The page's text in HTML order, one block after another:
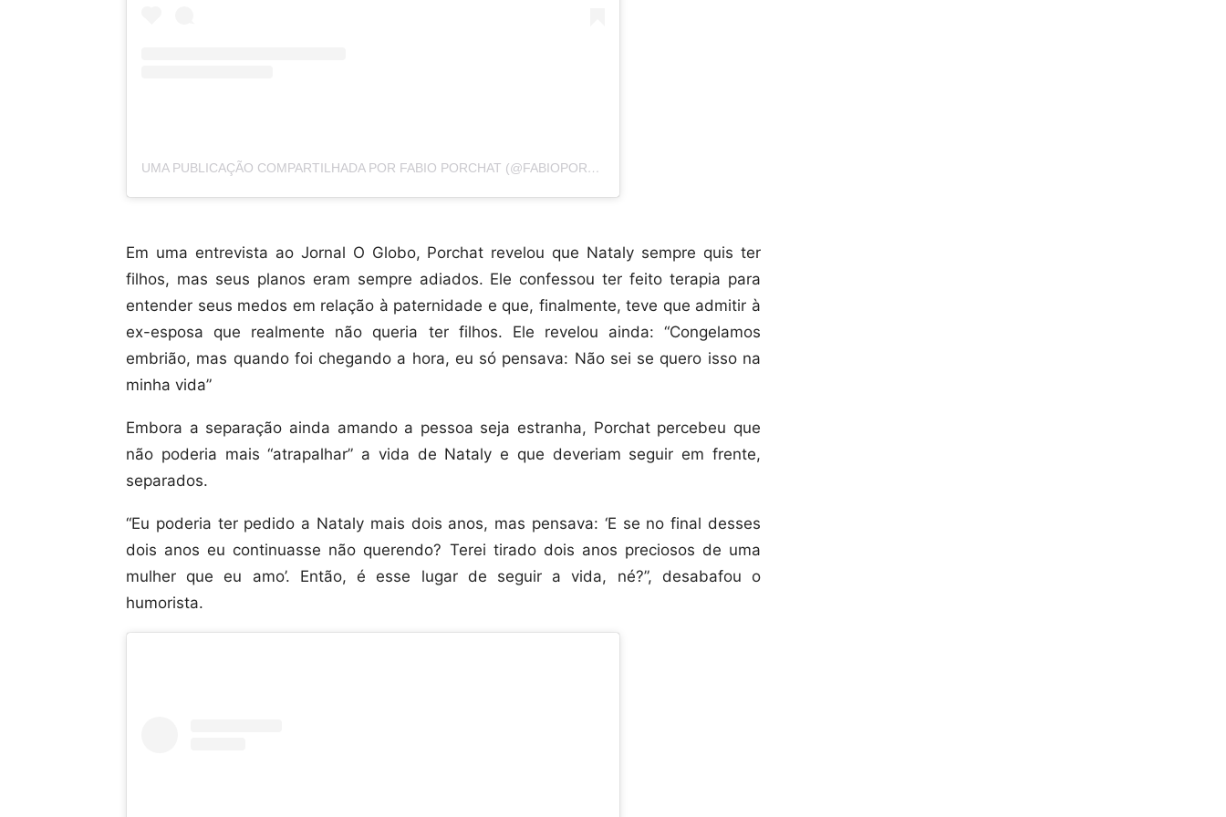
UMA PUBLICAÇÃO COMPARTILHADA POR FABIO PORCHAT (@FABIOPORCHAT)
Em uma entrevista ao Jornal O Globo, Porchat revelou que Nataly sempre quis ter
filhos, mas seus planos eram sempre adiados. Ele confessou ter feito terapia para
entender seus medos em relação à paternidade e que, finalmente, teve que admitir à
ex-esposa que realmente não queria ter filhos. Ele revelou ainda: “Congelamos
embrião, mas quando foi chegando a hora, eu só pensava: Não sei se quero isso na
minha vida”
Embora a separação ainda amando a pessoa seja estranha, Porchat percebeu que
não poderia mais “atrapalhar” a vida de Nataly e que deveriam seguir em frente,
separados.
“Eu poderia ter pedido a Nataly mais dois anos, mas pensava: ‘E se no final desses
dois anos eu continuasse não querendo? Terei tirado dois anos preciosos de uma
mulher que eu amo’. Então, é esse lugar de seguir a vida, né?”, desabafou o
humorista.